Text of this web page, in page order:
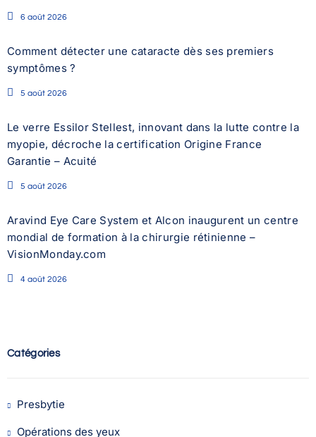
6 août 2026
Comment détecter une cataracte dès ses premiers
symptômes ?
5 août 2026
Le verre Essilor Stellest, innovant dans la lutte contre la
myopie, décroche la certification Origine France
Garantie – Acuité
5 août 2026
Aravind Eye Care System et Alcon inaugurent un centre
mondial de formation à la chirurgie rétinienne –
VisionMonday.com
4 août 2026
Catégories
Presbytie
Opérations des yeux